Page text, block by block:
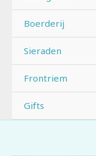
Boerderij
Sieraden
Frontriem
Gifts